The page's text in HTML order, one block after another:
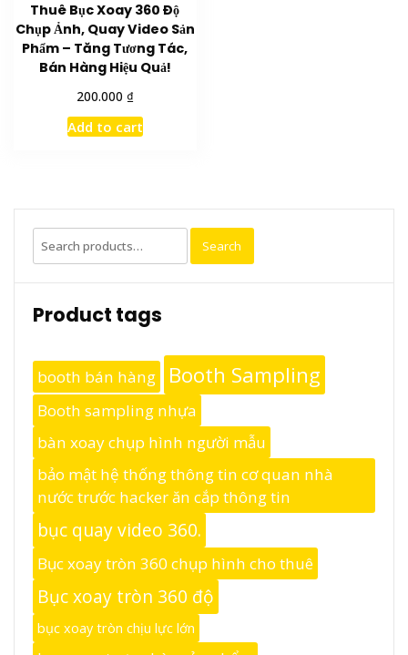
Thuê Bục Xoay 360 Độ
Chụp Ảnh, Quay Video Sản
Phẩm – Tăng Tương Tác,
Bán Hàng Hiệu Quả!
200.000 ₫
Add to cart
Search
for:
Search
Product tags
booth bán hàng Booth Sampling
Booth sampling nhựa
bàn xoay chụp hình người mẫu
bảo mật hệ thống thông tin cơ quan nhà
nước trước hacker ăn cắp thông tin
bục quay video 360.
Bục xoay tròn 360 chụp hình cho thuê
Bục xoay tròn 360 độ
bục xoay tròn chịu lực lớn